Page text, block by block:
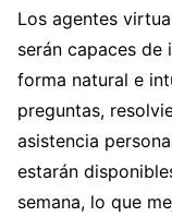
Los agentes
serán capaces
forma natural e
preguntas,
asistencia
estarán
semana, lo que